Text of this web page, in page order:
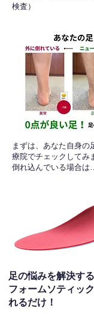
検査）​
まずは、あなた自身の
療院でチェックしてみ
倒れ込んでいる場合は
足の悩みを解決す
フォームソティッ
れるだけ！